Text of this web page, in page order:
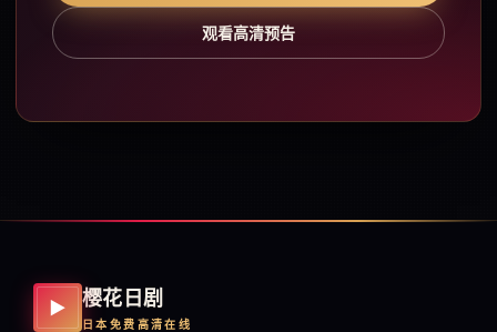
观看高清预告
▶ 樱花日剧
日本免费高清在线